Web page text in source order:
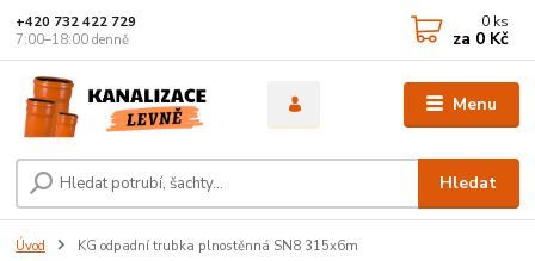
Menu
Hledat
+420 732 422 729
7:00–18:00 denně
0 ks
za 0 Kč
Úvod KG odpadní trubka plnostěnná SN8 315x6m